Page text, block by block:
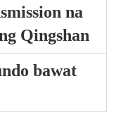
na
Qingshan
bawat